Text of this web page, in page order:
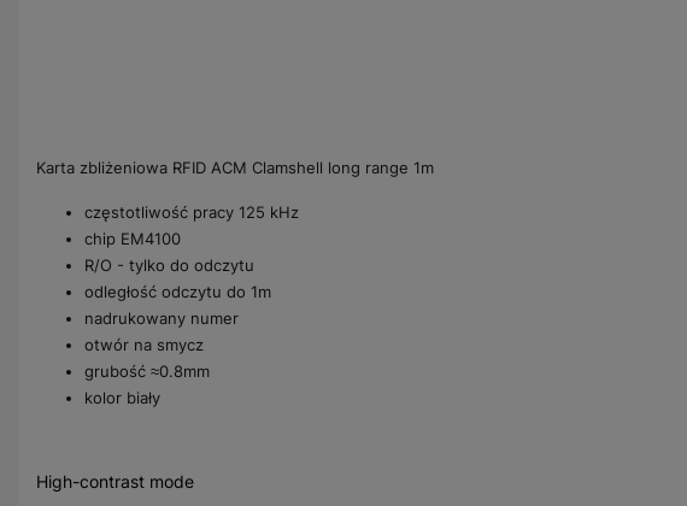
Karta zbliżeniowa RFID ACM Clamshell long range 1m
częstotliwość pracy 125 kHz
chip EM4100
R/O - tylko do odczytu
odległość odczytu do 1m
nadrukowany numer
otwór na smycz
grubość ≈0.8mm
kolor biały
High-contrast mode